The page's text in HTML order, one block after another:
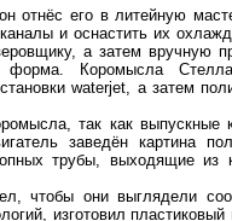
отнёс его в литейную
и оснастить их
а затем вручную
форма. Коромысла
waterjet, а затем
так как
заведён картина
трубы, выходящие
чтобы они выглядели
изготовил